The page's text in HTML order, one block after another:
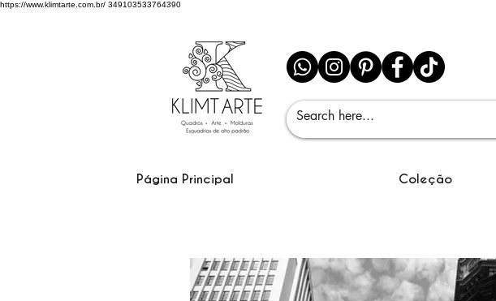
https://www.klimtarte.com.br/ 349103533764390
Página Principal Coleção